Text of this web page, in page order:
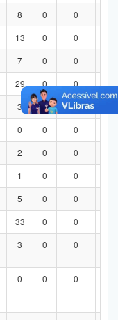
8 0 0
13 0 0
7 0 0
29 0 0
3 0 0
0 0 0
2 0 0
1 0 0
5 0 0
33 0 0
3 0 0
0 0 0